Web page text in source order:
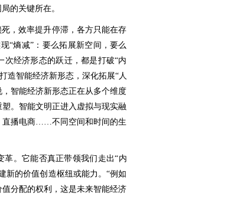
的关键所在。
，效率提升停滞，各方只能在存
“熵减”：要么拓展新空间，要么
经济形态的跃迁，都是打破“内
造智能经济新形态，深化拓展“人
智能经济新形态正在从多个维度
。智能文明正进入虚拟与现实融
直播电商……不同空间和时间的生
革。它能否真正带领我们走出“内
新的价值创造枢纽或能力。“例如
分配的权利，这是未来智能经济